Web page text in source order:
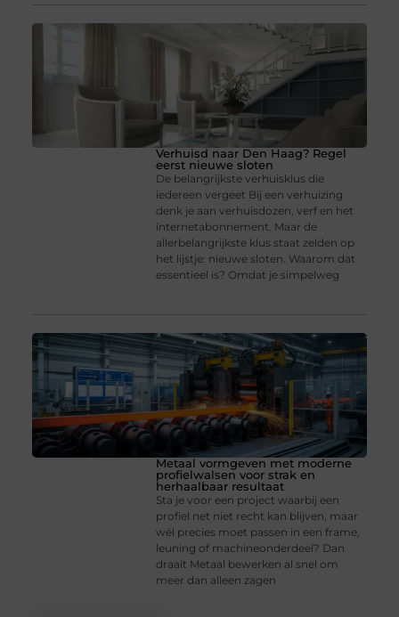
Verhuisd naar Den Haag? Regel
eerst nieuwe sloten
De belangrijkste verhuisklus die
iedereen vergeet Bij een verhuizing
denk je aan verhuisdozen, verf en het
internetabonnement. Maar de
allerbelangrijkste klus staat zelden op
het lijstje: nieuwe sloten. Waarom dat
essentieel is? Omdat je simpelweg
Metaal vormgeven met moderne
profielwalsen voor strak en
herhaalbaar resultaat
Sta je voor een project waarbij een
profiel net niet recht kan blijven, maar
wél precies moet passen in een frame,
leuning of machineonderdeel? Dan
draait Metaal bewerken al snel om
meer dan alleen zagen